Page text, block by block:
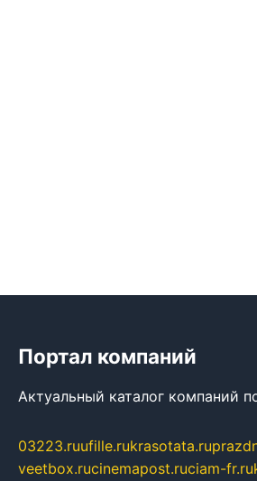
Портал компаний
Актуальный каталог компаний
03223.ruufille.rukrasotata.ru
veetbox.rucinemapost.ruciam-fr.ru